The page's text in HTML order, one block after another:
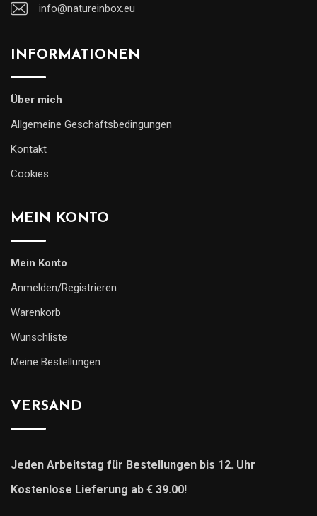
info@natureinbox.eu
INFORMATIONEN
Über mich
Allgemeine Geschäftsbedingungen
Kontakt
Cookies
MEIN KONTO
Mein Konto
Anmelden/Registrieren
Warenkorb
Wunschliste
Meine Bestellungen
VERSAND
Jeden Arbeitstag für Bestellungen bis 12. Uhr
Kostenlose Lieferung ab € 39.00!